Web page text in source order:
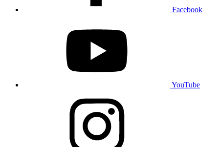
Facebook
YouTube